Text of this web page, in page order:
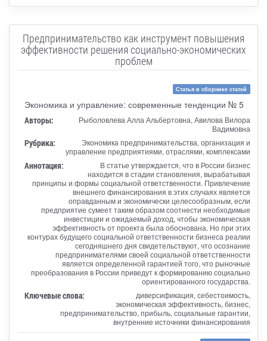
Предпринимательство как инструмент повышения
эффективности решения социально-экономических
проблем
Статья в сборнике статей
Экономика и управление: современные тенденции № 5
Авторы:
Рыболовлева Алла Альбертовна, Авилова Вилора
Вадимовна
Рубрика:
Экономика предпринимательства, организация и
управление предприятиями, отраслями, комплексами
Аннотация:
В статье утверждается, что в России бизнес
находится в стадии становления, вырабатывая
принципы и формы социальной ответственности. Привлечение
внешнего финансирования в этих случаях является
оправданным и экономически целесообразным, если
предприятие сумеет таким образом соотнести необходимые
инвестиции и ожидаемый доход, чтобы экономическая
эффективность от проекта была обоснована. Но при этих
контурах будущего социальной ответственности бизнеса реалии
сегодняшнего дня свидетельствуют, что осознание
предпринимателями своей социальной ответственности
является определенной гарантией того, что рыночные
преобразования в России приведут к формированию социально
ориентированного государства.
Ключевые слова:
диверсификация, себестоимость,
экономическая эффективность, бизнес,
предпринимательство, прибыль, социальные гарантии,
внутренние источники финансирования